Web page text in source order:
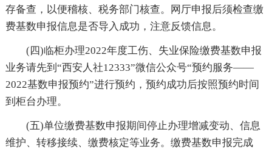
存备查，以便稽核、税务部门核查。网厅申报后须检查缴
费基数申报信息是否导入成功，注意反馈信息。
(四)临柜办理2022年度工伤、失业保险缴费基数申报
业务请先到“西安人社12333”微信公众号“预约服务——
2022基数申报预约”进行预约，预约成功后按照预约时间
到柜台办理。
(五)单位缴费基数申报期间停止办理增减变动、信息
维护、转移接续、缴费核定等业务。缴费基数申报完成